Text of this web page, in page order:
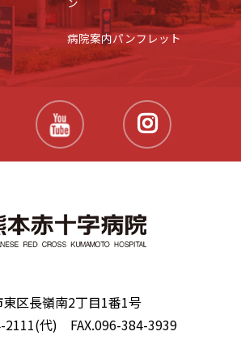
区長嶺南2丁目1番1号
2111(代) FAX.096-384-3939
病院案内パンフレット